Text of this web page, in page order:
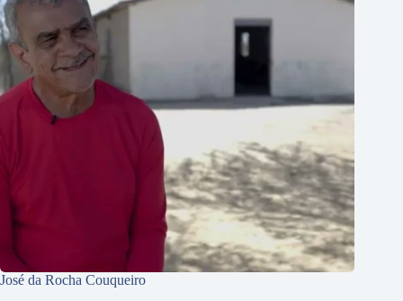
José da Rocha Couqueiro